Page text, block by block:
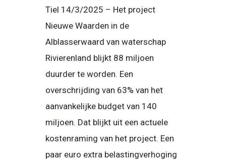
Tiel 14/3/2025 – Het project
Nieuwe Waarden in de
Alblasserwaard van waterschap
Rivierenland blijkt 88 miljoen
duurder te worden. Een
overschrijding van 63% van het
aanvankelijke budget van 140
miljoen. Dat blijkt uit een actuele
kostenraming van het project. Een
paar euro extra belastingverhoging